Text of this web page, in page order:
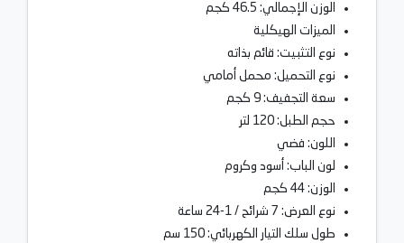
الوزن الإجمالي: 46.5 كجم
الميزات الهيكلية
نوع التثبيت: قائم بذاته
نوع التحميل: محمل أمامي
سعة التجفيف: 9 كجم
حجم الطبل: 120 لتر
اللون: فضي
لون الباب: أسود وكروم
الوزن: 44 كجم
نوع العرض: 7 شرائح / 1-24 ساعة
طول سلك التيار الكهربائي: 150 سم